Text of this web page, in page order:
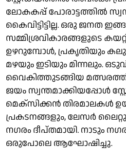
ലോകകപ്പ് പോരാട്ടത്തില്‍
കൈവിട്ടിട്ടില്ല. ഒരു ജനത
സമ്മിശ്രവികാരങ്ങളുടെ
ഉഴറുമ്പോള്‍, പ്രകൃതിയും
മഴയും ഇടിയും മിന്നലും.
വൈകിത്തുടങ്ങിയ
ജയം സ്വന്തമാക്കിയപ്പോള്‍
മെക്സിക്കന്‍ തിരമാലകള്‍
പ്രകടനങ്ങളും, ലേസര്‍
നഗരം ദീപ്തമായി. നാടും
ഒരുപോലെ ആഘോഷിച്ചു.